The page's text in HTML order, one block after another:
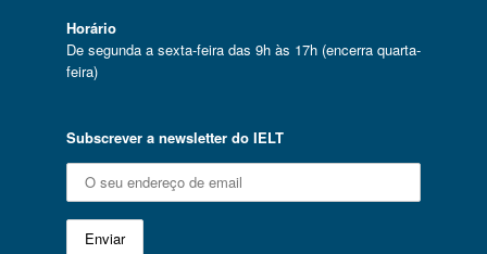
Horário
De segunda a sexta-feira das 9h às 17h (encerra quarta-
feira)
Subscrever a newsletter do IELT